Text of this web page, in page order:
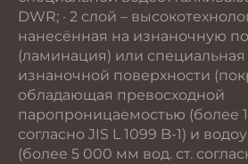
DWR; · 2 слой –
нанесённая на изнаночную
(ламинация) или специальная
изнаночной поверхности
обладающая превосходной
паропроницаемостью (более
согласно JIS L 1099 B-1) и
(более 5 000 мм вод. ст.